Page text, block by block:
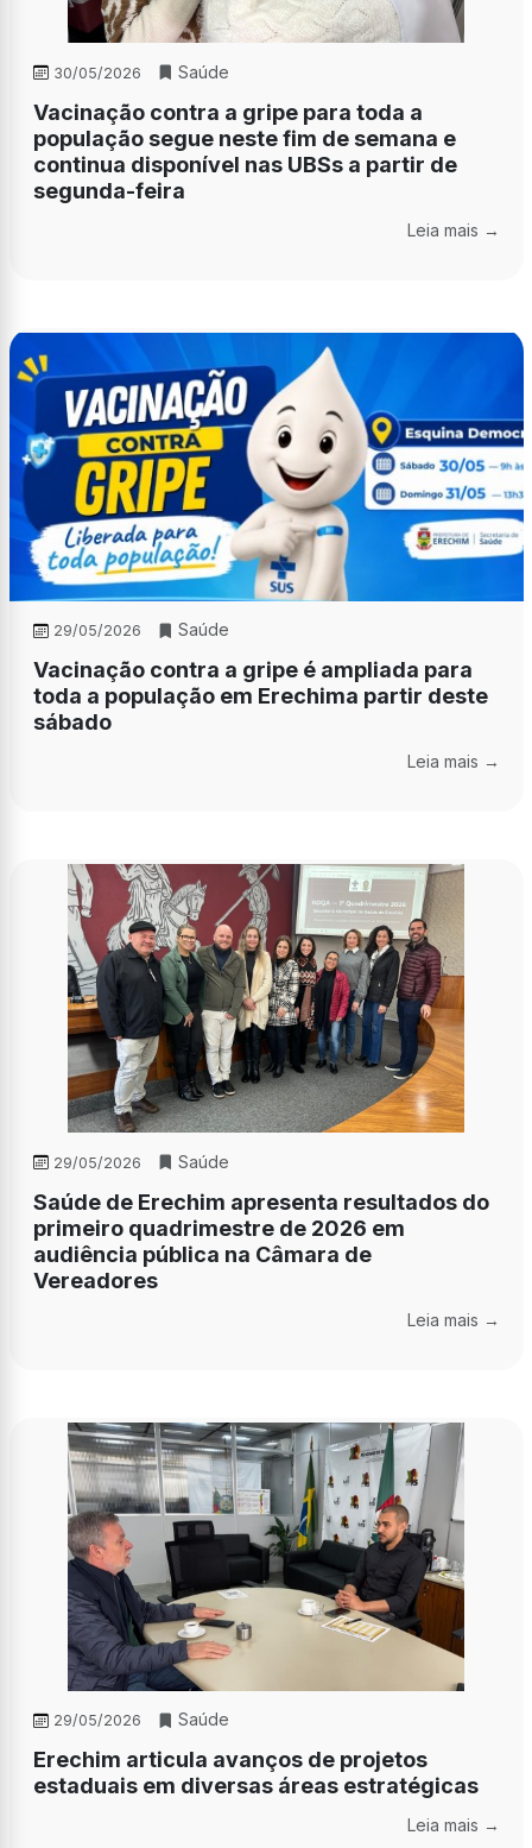
30/05/2026 Saúde
Vacinação contra a gripe para toda a
população segue neste fim de semana e
continua disponível nas UBSs a partir de
segunda-feira
Leia mais →
29/05/2026 Saúde
Vacinação contra a gripe é ampliada para
toda a população em Erechima partir deste
sábado
Leia mais →
29/05/2026 Saúde
Saúde de Erechim apresenta resultados do
primeiro quadrimestre de 2026 em
audiência pública na Câmara de
Vereadores
Leia mais →
29/05/2026 Saúde
Erechim articula avanços de projetos
estaduais em diversas áreas estratégicas
Leia mais →